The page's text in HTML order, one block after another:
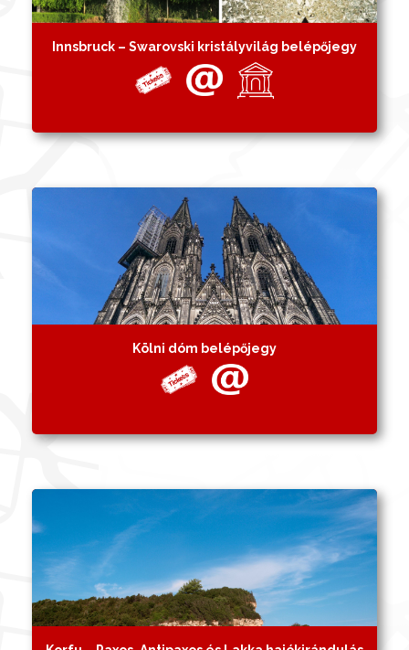
Innsbruck – Swarovski kristályvilág belépőjegy
Kölni dóm belépőjegy